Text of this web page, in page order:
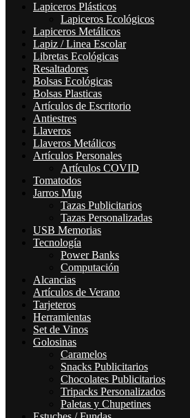
Lapiceros Plásticos
Lapiceros Ecológicos
Lapiceros Metálicos
Lapiz / Linea Escolar
Libretas Ecológicas
Resaltadores
Bolsas Ecológicas
Bolsas Plasticas
Artículos de Escritorio
Antiestres
Llaveros
Llaveros Metálicos
Artículos Personales
Artículos COVID
Tomatodos
Jarros Mug
Tazas Publicitarios
Tazas Personalizadas
USB Memorias
Tecnología
Power Banks
Computación
Alcancias
Artículos de Verano
Tarjeteros
Herramientas
Set de Vinos
Golosinas
Caramelos
Snacks Publicitarios
Chocolates Publicitarios
Tripacks Personalizados
Paletas y Chupetines